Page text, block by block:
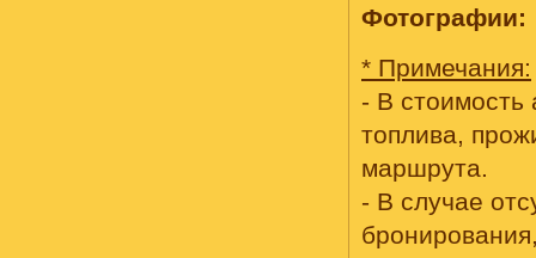
Фотографии:
* Примечания:
- В стоимость
топлива,
маршрута.
- В случае